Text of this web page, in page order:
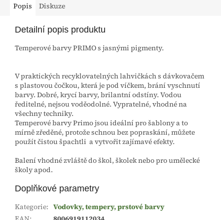
Popis Diskuze
Detailní popis produktu
Temperové barvy PRIMO s jasnými pigmenty.
V praktických recyklovatelných lahvičkách s dávkovačem
s plastovou čočkou, která je pod víčkem, brání vyschnutí
barvy. Dobré, krycí barvy, brilantní odstíny. Vodou
ředitelné, nejsou voděodolné. Vypratelné, vhodné na
všechny techniky.
Temperové barvy Primo jsou ideální pro šablony a to
mírně zředěné, protože schnou bez popraskání, můžete
použít čistou špachtli a vytvořit zajímavé efekty.
Balení vhodné zvláště do škol, školek nebo pro umělecké
školy apod.
Doplňkové parametry
Kategorie: Vodovky, tempery, prstové barvy